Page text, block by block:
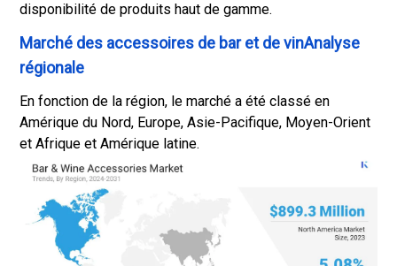
disponibilité de produits haut de gamme.
Marché des accessoires de bar et de vinAnalyse
régionale
En fonction de la région, le marché a été classé en
Amérique du Nord, Europe, Asie-Pacifique, Moyen-Orient
et Afrique et Amérique latine.